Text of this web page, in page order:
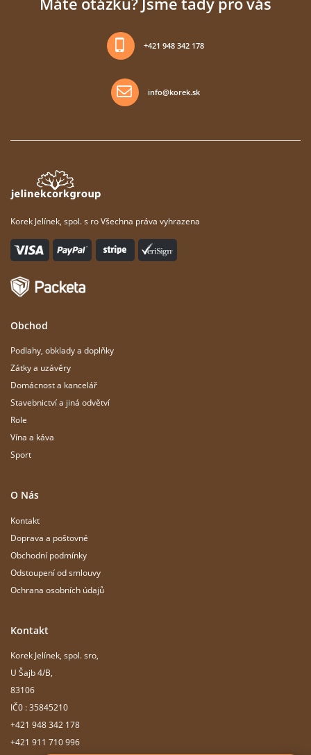
+421 948 342 178
info@korek.sk
Korek Jelínek, spol. s ro Všechna práva vyhrazena
Obchod
Podlahy, obklady a doplňky
Zátky a uzávěry
Domácnost a kancelář
Stavebnictví a jiná odvětví
Role
Vína a káva
Sport
O Nás
Kontakt
Doprava a poštovné
Obchodní podmínky
Odstoupení od smlouvy
Ochrana osobních údajů
Kontakt
Korek Jelínek, spol. sro,
U Šajb 4/B,
83106
IČ0 : 35845210
+421 948 342 178
+421 911 710 996